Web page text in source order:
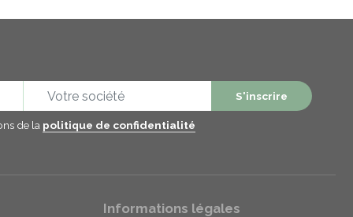
de la politique de confidentialité
Informations légales